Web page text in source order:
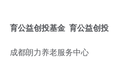
育公益创投基金 育公益创投
成都朗力养老服务中心